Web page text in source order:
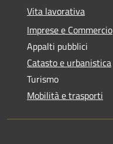
Vita lavorativa
Imprese e Commercio
Appalti pubblici
Catasto e urbanistica
Turismo
Mobilità e trasporti